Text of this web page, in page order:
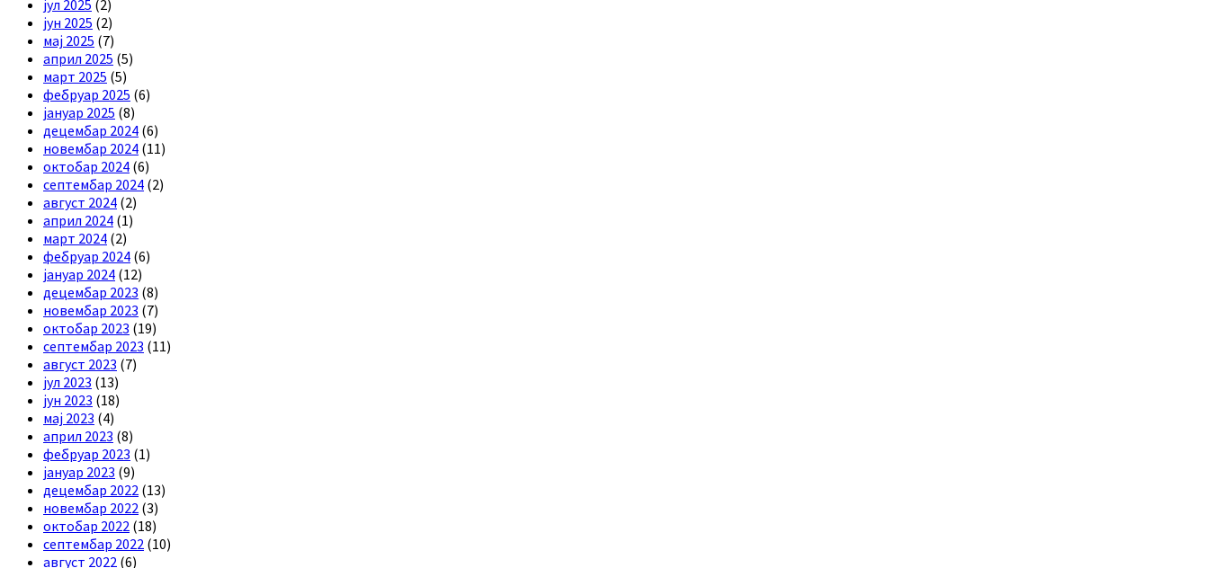
јул 2025 (2)
јун 2025 (2)
мај 2025 (7)
април 2025 (5)
март 2025 (5)
фебруар 2025 (6)
јануар 2025 (8)
децембар 2024 (6)
новембар 2024 (11)
октобар 2024 (6)
септембар 2024 (2)
август 2024 (2)
април 2024 (1)
март 2024 (2)
фебруар 2024 (6)
јануар 2024 (12)
децембар 2023 (8)
новембар 2023 (7)
октобар 2023 (19)
септембар 2023 (11)
август 2023 (7)
јул 2023 (13)
јун 2023 (18)
мај 2023 (4)
април 2023 (8)
фебруар 2023 (1)
јануар 2023 (9)
децембар 2022 (13)
новембар 2022 (3)
октобар 2022 (18)
септембар 2022 (10)
август 2022 (6)